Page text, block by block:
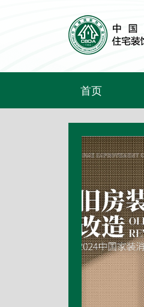
首页